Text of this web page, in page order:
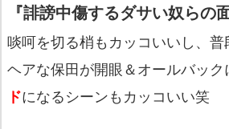
『誹謗中傷するダサい奴らの
啖呵を切る梢もカッコいいし、
ヘアな保田が開眼＆オールバック
ドになるシーンもカッコいい笑